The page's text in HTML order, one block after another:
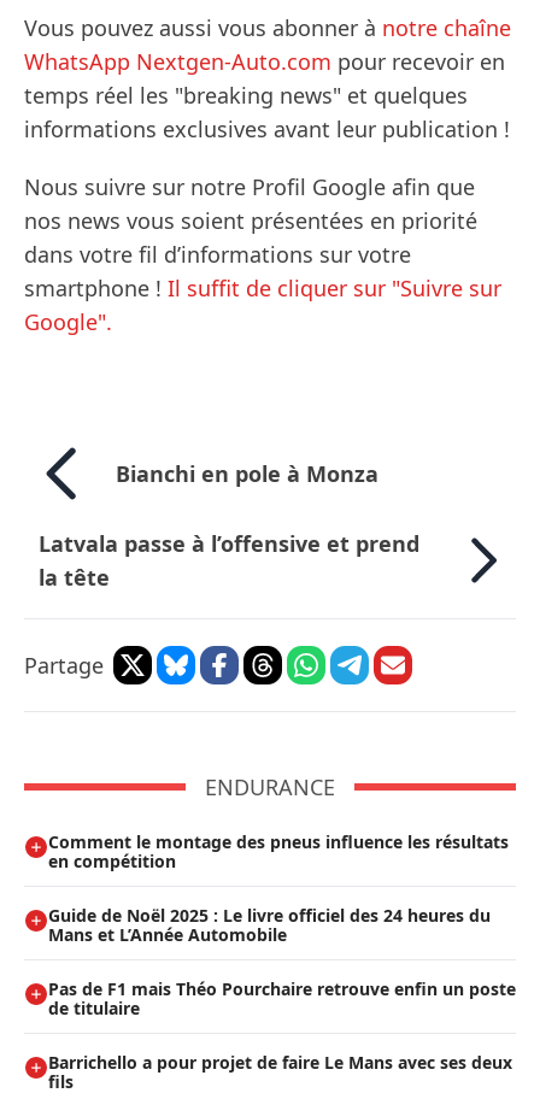
Vous pouvez aussi vous abonner à notre chaîne
WhatsApp Nextgen-Auto.com pour recevoir en
temps réel les "breaking news" et quelques
informations exclusives avant leur publication !
Nous suivre sur notre Profil Google afin que
nos news vous soient présentées en priorité
dans votre fil d’informations sur votre
smartphone ! Il suffit de cliquer sur "Suivre sur
Google".
Bianchi en pole à Monza
Latvala passe à l’offensive et prend
la tête
Partage
ENDURANCE
Comment le montage des pneus influence les résultats
en compétition
Guide de Noël 2025 : Le livre officiel des 24 heures du
Mans et L’Année Automobile
Pas de F1 mais Théo Pourchaire retrouve enfin un poste
de titulaire
Barrichello a pour projet de faire Le Mans avec ses deux
fils